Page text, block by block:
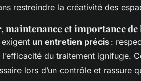
restreindre la créativité des
maintenance et importance
un entretien précis :
du traitement ignifuge.
lors d’un contrôle et rassure